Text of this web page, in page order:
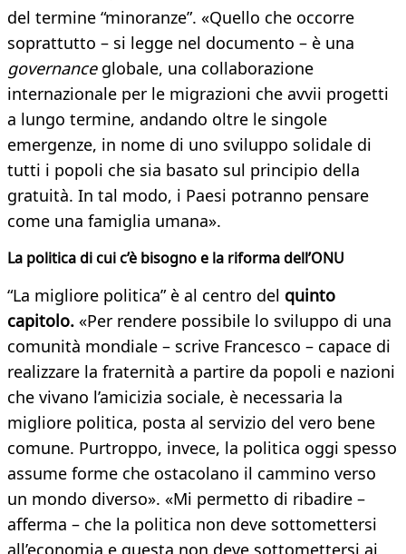
del termine “minoranze”. «Quello che occorre
soprattutto – si legge nel documento – è una
governance globale, una collaborazione
internazionale per le migrazioni che avvii progetti
a lungo termine, andando oltre le singole
emergenze, in nome di uno sviluppo solidale di
tutti i popoli che sia basato sul principio della
gratuità. In tal modo, i Paesi potranno pensare
come una famiglia umana».
La politica di cui c’è bisogno e la riforma dell’ONU
“La migliore politica” è al centro del quinto
capitolo. «Per rendere possibile lo sviluppo di una
comunità mondiale – scrive Francesco – capace di
realizzare la fraternità a partire da popoli e nazioni
che vivano l’amicizia sociale, è necessaria la
migliore politica, posta al servizio del vero bene
comune. Purtroppo, invece, la politica oggi spesso
assume forme che ostacolano il cammino verso
un mondo diverso». «Mi permetto di ribadire –
afferma – che la politica non deve sottomettersi
all’economia e questa non deve sottomettersi ai